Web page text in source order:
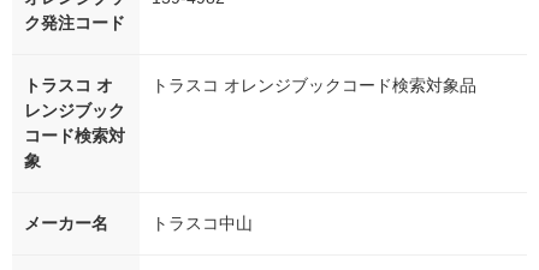
ク発注コード
トラスコ オ
レンジブック
コード検索対
象
トラスコ オレンジブックコード検索対象品
メーカー名 トラスコ中山